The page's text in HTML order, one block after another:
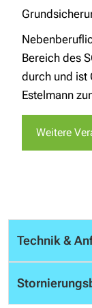
Bereich des
durch und ist
Estelmann
Weitere
Technik &
Sie für das
MacOS) mit